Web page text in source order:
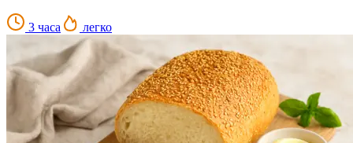
3 часа легко